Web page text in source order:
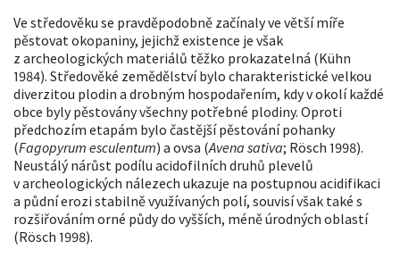
Ve středověku se pravděpodobně začínaly ve větší míře
pěstovat okopaniny, jejichž existence je však
z archeologických materiálů těžko prokazatelná (Kühn
1984). Středověké zemědělství bylo charakteristické velkou
diverzitou plodin a drobným hospodařením, kdy v okolí každé
obce byly pěstovány všechny potřebné plodiny. Oproti
předchozím etapám bylo častější pěstování pohanky
(Fagopyrum esculentum) a ovsa (Avena sativa; Rösch 1998).
Neustálý nárůst podílu acidofilních druhů plevelů
v archeologických nálezech ukazuje na postupnou acidifikaci
a půdní erozi stabilně využívaných polí, souvisí však také s
rozšiřováním orné půdy do vyšších, méně úrodných oblastí
(Rösch 1998).